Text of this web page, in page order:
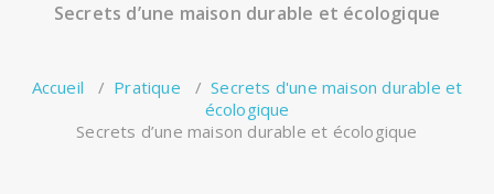
Secrets d’une maison durable et écologique
Accueil / Pratique /Secrets d'une maison durable et
écologique
Secrets d’une maison durable et écologique